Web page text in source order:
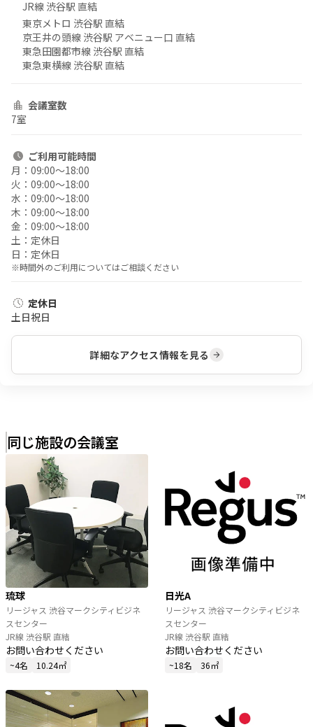
JR線 渋谷駅 直結
東京メトロ 渋谷駅 直結
京王井の頭線 渋谷駅 アベニュー口 直結
東急田園都市線 渋谷駅 直結
東急東横線 渋谷駅 直結
会議室数
7室
ご利用可能時間
月： 09:00〜18:00
火： 09:00〜18:00
水： 09:00〜18:00
木： 09:00〜18:00
金： 09:00〜18:00
土： 定休日
日： 定休日
※時間外のご利用についてはご相談ください
定休日
土日祝日
詳細なアクセス情報を見る
同じ施設の会議室
琉球
リージャス 渋谷マークシティビジネ
スセンター
JR線 渋谷駅 直結
お問い合わせください
~4名 10.24㎡
日光A
リージャス 渋谷マークシティビジネ
スセンター
JR線 渋谷駅 直結
お問い合わせください
~18名 36㎡